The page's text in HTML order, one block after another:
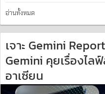
อ่านทั้งหมด
เจาะ Gemini
Gemini คุยเรื่องไล
อาเซียน